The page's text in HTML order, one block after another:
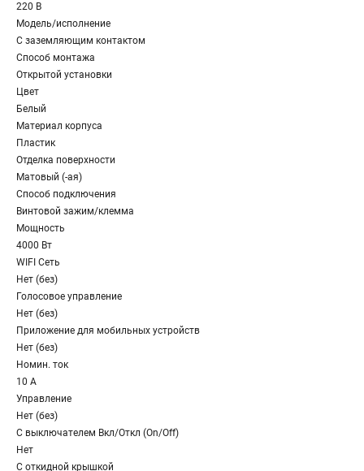
220 В
Модель/исполнение
С заземляющим контактом
Способ монтажа
Открытой установки
Цвет
Белый
Материал корпуса
Пластик
Отделка поверхности
Матовый (-ая)
Способ подключения
Винтовой зажим/клемма
Мощность
4000 Вт
WIFI Сеть
Нет (без)
Голосовое управление
Нет (без)
Приложение для мобильных устройств
Нет (без)
Номин. ток
10 А
Управление
Нет (без)
С выключателем Вкл/Откл (On/Off)
Нет
С откидной крышкой